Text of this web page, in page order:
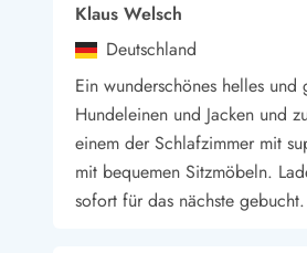
Sehenswürdigkeiten
Kunstmuseen
Kunsthandwerk und Galerien
Essen und Trinken
Einkaufen und Shopping
Weihnachten in Dänemark
Heiraten in Dänemark
Wikinger in Dänemark
Klaus Welsch
Deutschland
Ein wunderschönes helles
Hundeleinen und Jacken und
einem der Schlafzimmer mit
mit bequemen Sitzmöbeln.
sofort für das nächste gebucht.